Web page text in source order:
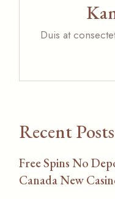
Duis at
Recent Posts
Free Spins No
Canada New